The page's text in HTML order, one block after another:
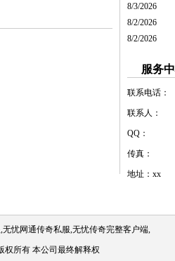
8/3/2026
8/2/2026
8/2/2026
服务
联系电话：
联系人：
QQ：
传真：
地址：xx
无忧网通传奇私服,无忧传奇完整客户端,
权所有 本公司最终解释权